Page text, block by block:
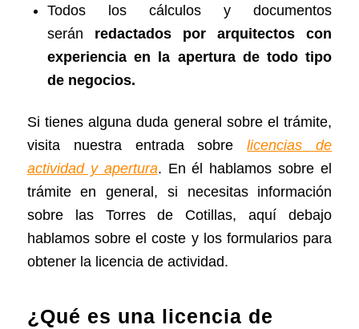
Todos los cálculos y documentos
serán redactados por arquitectos con
experiencia en la apertura de todo tipo
de negocios.
Si tienes alguna duda general sobre el trámite,
visita nuestra entrada sobrelicencias de
actividad y apertura. En él hablamos sobre el
trámite en general, si necesitas información
sobre las Torres de Cotillas, aquí debajo
hablamos sobre el coste y los formularios para
obtener la licencia de actividad.
¿Qué es una licencia de